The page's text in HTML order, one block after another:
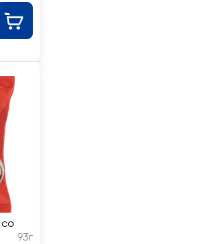
93г